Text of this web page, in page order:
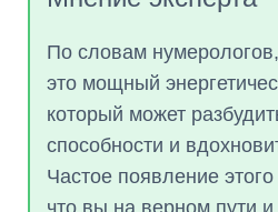
По словам
это мощный
который может
способности и
Частое появление
что вы на верном пути